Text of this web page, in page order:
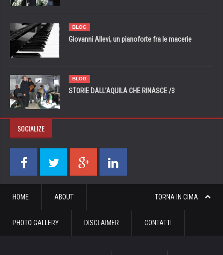
BLOG
Giovanni Allevi, un pianoforte fra le macerie
BLOG
STORIE DALL’AQUILA CHE RINASCE /3
SOCIALIZE
TORNA IN CIMA
HOME ABOUT
PHOTO GALLERY DISCLAIMER CONTATTI